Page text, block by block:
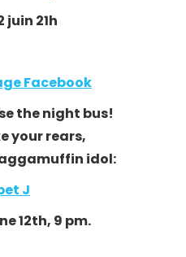
juin 21h
Facebook
the night bus!
your rears,
idol:
J
12th, 9 pm.